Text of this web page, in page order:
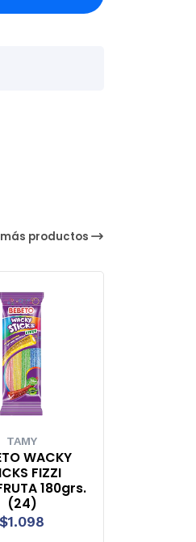
productos
TAMY
WACKY
FIZZI
180grs.
(24)
$1.098